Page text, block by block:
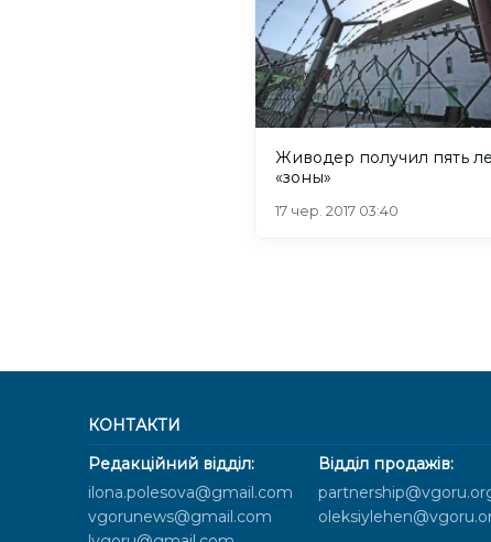
Живодер получил пять
«зоны»
17 чер. 2017 03:40
КОНТАКТИ
Редакційний відділ:
ilona.polesova@gmail.com
vgorunews@gmail.com
Відділ продажів: